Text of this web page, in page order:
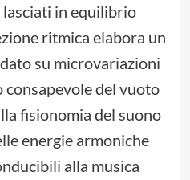
in equilibrio
ritmica elabora un
su microvariazioni
consapevole del vuoto
fisionomia del suono
energie armoniche
alla musica